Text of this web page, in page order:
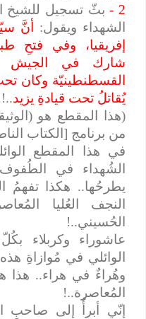
2 -
بثّ تسجيل للشيخ
الشهداء ويقول: أنَّ
إفريقيا، وفي فتحِ
شارك في الجيش
القسطنطينيّة وكان
يُقاتلُ تحت قيادةِ يزيد..!!
(هذا المقطع هو
من برنامج [الكتاب
في هذا المقطع
الشُهداء في الطُفوف
يطرحُها.. هكذا تفهمُ
النجف العُليا
الحُسيني..!
عاشوراء وكربلاء
الوائلي في مُوازاةِ
وهُراءٌ في هراء.. هذا
المُعاصرة..!
إنّي أبرأُ إلى صاحبِ